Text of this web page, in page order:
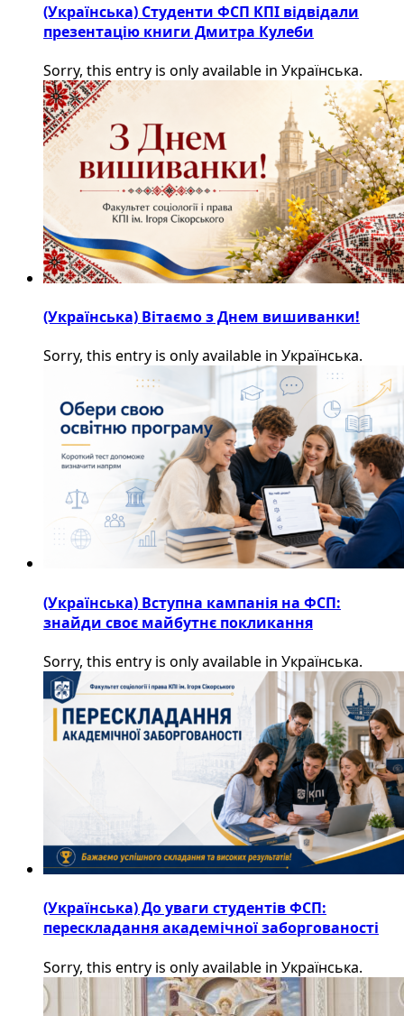
(Українська) Студенти ФСП КПІ відвідали
презентацію книги Дмитра Кулеби
Sorry, this entry is only available in Українська.
(Українська) Вітаємо з Днем вишиванки!
Sorry, this entry is only available in Українська.
(Українська) Вступна кампанія на ФСП:
знайди своє майбутнє покликання
Sorry, this entry is only available in Українська.
(Українська) До уваги студентів ФСП:
перескладання академічної заборгованості
Sorry, this entry is only available in Українська.